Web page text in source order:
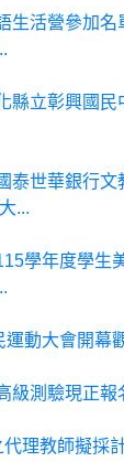
生活營參加名
縣立彰興國
泰世華銀行文
...
學年度學生
動大會開幕
級測驗現正報
理教師擬採